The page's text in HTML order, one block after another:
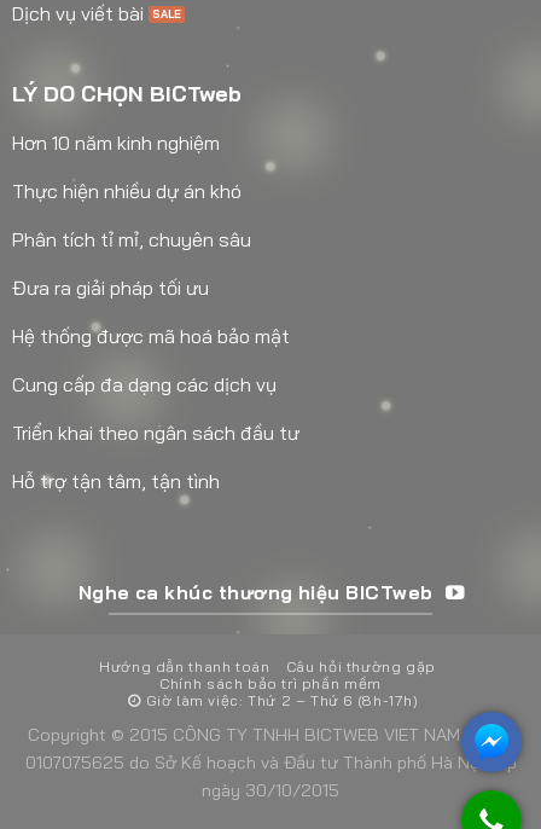
Dịch vụ viết bài
LÝ DO CHỌN BICTweb
Hơn 10 năm kinh nghiệm
Thực hiện nhiều dự án khó
Phân tích tỉ mỉ, chuyên sâu
Đưa ra giải pháp tối ưu
Hệ thống được mã hoá bảo mật
Cung cấp đa dạng các dịch vụ
Triển khai theo ngân sách đầu tư
Hỗ trợ tận tâm, tận tình
Nghe ca khúc thương hiệu BICTweb
Hướng dẫn thanh toán
Câu hỏi thường gặp
Chính sách bảo trì phần mềm
Giờ làm việc: Thứ 2 – Thứ 6 (8h-17h)
Copyright © 2015 CÔNG TY TNHH BICTWEB VIET NAM - MST:
0107075625 do Sở Kế hoạch và Đầu tư Thành phố Hà Nội cấp
ngày 30/10/2015